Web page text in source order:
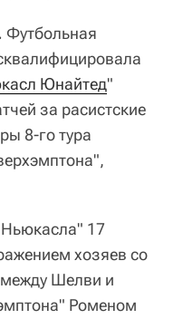
Футбольная
Юнайтед"
за расистские
8-го тура
17
хозяев со
Шелви и
Роменом